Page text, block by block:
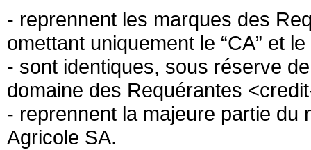
- reprennent les marques des
omettant uniquement le “CA” et le
- sont identiques, sous réserve
domaine des Requérantes
- reprennent la majeure partie du
Agricole SA.